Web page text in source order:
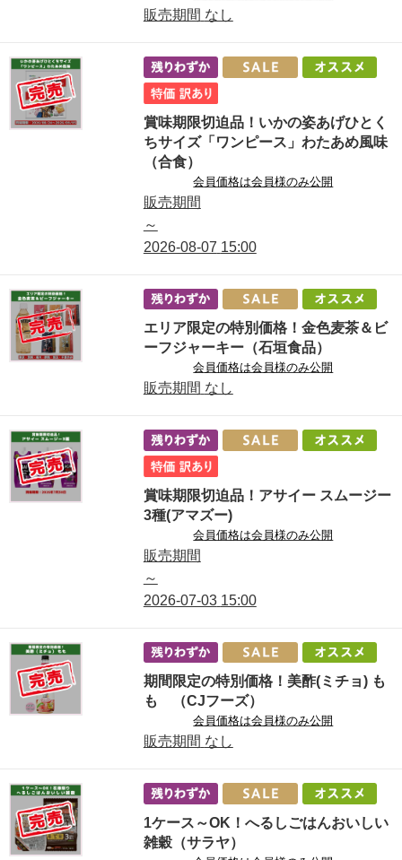
販売期間 なし
賞味期限切迫品！いかの姿あげひとく
ちサイズ「ワンピース」わたあめ風味
（合食）
会員価格は会員様のみ公開
販売期間
～
2026-08-07 15:00
エリア限定の特別価格！金色麦茶＆ビ
ーフジャーキー（石垣食品）
会員価格は会員様のみ公開
販売期間 なし
賞味期限切迫品！アサイー スムージー
3種(アマズー)
会員価格は会員様のみ公開
販売期間
～
2026-07-03 15:00
期間限定の特別価格！美酢(ミチョ) も
も （CJフーズ）
会員価格は会員様のみ公開
販売期間 なし
1ケース～OK！へるしごはんおいしい
雑穀（サラヤ）